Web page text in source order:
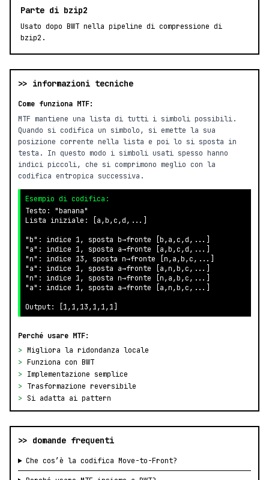
Parte di bzip2
Usato dopo BWT nella pipeline di compressione di
bzip2.
>> informazioni tecniche
Come funziona MTF:
MTF mantiene una lista di tutti i simboli possibili.
Quando si codifica un simbolo, si emette la sua
posizione corrente nella lista e poi lo si sposta in
testa. In questo modo i simboli usati spesso hanno
indici piccoli, che si comprimono meglio con la
codifica entropica successiva.
Esempio di codifica:
Testo: "banana"
Lista iniziale: [a,b,c,d,...]
"b": indice 1, sposta b→fronte [b,a,c,d,...]
"a": indice 1, sposta a→fronte [a,b,c,d,...]
"n": indice 13, sposta n→fronte [n,a,b,c,...]
"a": indice 1, sposta a→fronte [a,n,b,c,...]
"n": indice 1, sposta n→fronte [n,a,b,c,...]
"a": indice 1, sposta a→fronte [a,n,b,c,...]
Output: [1,1,13,1,1,1]
Perché usare MTF:
> Migliora la ridondanza locale
> Funziona con BWT
>
Implementazione semplice
>
Trasformazione reversibile
>
Si adatta ai pattern
>> domande frequenti
Che cos’è la codifica Move-to-Front?